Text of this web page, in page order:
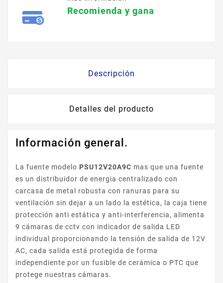
Recomienda y gana
Descripción
Detalles del producto
Información general.
La fuente modelo PSU12V20A9C mas que una fuente
es un distribuidor de energia centralizado con
carcasa de metal robusta con ranuras para su
ventilación sin dejar a un lado la estética, la caja tiene
protección anti estática y anti-interferencia, alimenta
9 cámaras de cctv con indicador de salida LED
individual proporcionando la tensión de salida de 12V
AC, cada salida está protegida de forma
independiente por un fusible de cerámica o PTC que
protege nuestras cámaras.